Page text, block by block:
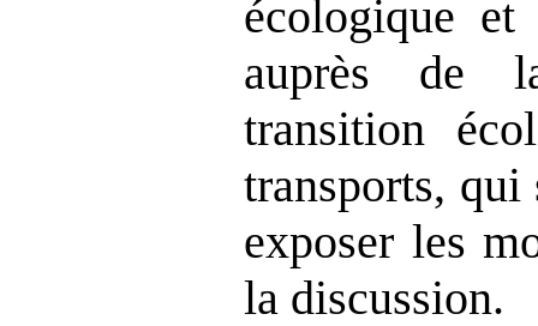
écologique
auprès de
transition
transports, qui
exposer les
la discussion.